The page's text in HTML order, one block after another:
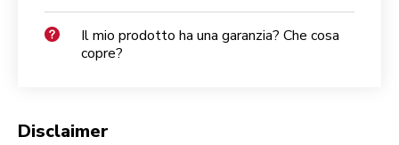
Il mio prodotto ha una garanzia? Che cosa
copre?
Disclaimer